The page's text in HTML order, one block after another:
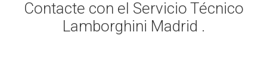
Contacte con el Servicio Técnico
Lamborghini Madrid .